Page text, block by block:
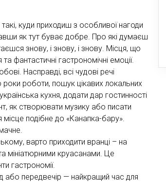
куди приходиш з особливої нагоди
як тут буває добре. Про які думаєш
знову, і знову, і знову. Місця, що
фантастичні гастрономічні емоції.
Насправді, всі чудові речі
роботи, пошук цікавих локальних
кухня, додати дар гостинності
як створювати музику або писати
місце подібне до «Канапка-бару».
варто приходити вранці – на
мініатюрними круасанами. Це
гастрономії.
або передвечір — найкращий час для